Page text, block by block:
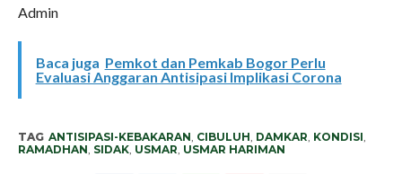
Admin
Baca juga Pemkot dan Pemkab Bogor Perlu
Evaluasi Anggaran Antisipasi Implikasi Corona
TAG ANTISIPASI-KEBAKARAN, CIBULUH, DAMKAR, KONDISI,
RAMADHAN, SIDAK, USMAR, USMAR HARIMAN